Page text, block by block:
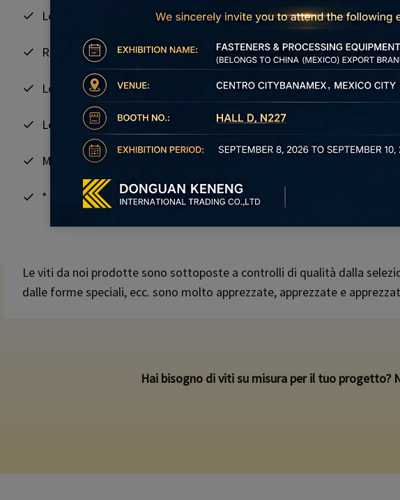
Lega (B7, B7M, 35CrMo, 40CrMo, 42CrMo, ML20MnTiB, ecc.)
Rame / Ottone(H62, H65, H68, etc.)
Lega di titanio/Ti
Lega di alluminio/Al
Monel/Inconel/Hastelloy
* Grado del materiale: 4.8, 8.8, 10.9, 12.9, ecc.
Le viti da noi prodotte sono sottoposte a controlli di qualità dalla
dalle forme speciali, ecc. sono molto apprezzate, apprezzate e
Hai bisogno di viti su misura per il tuo